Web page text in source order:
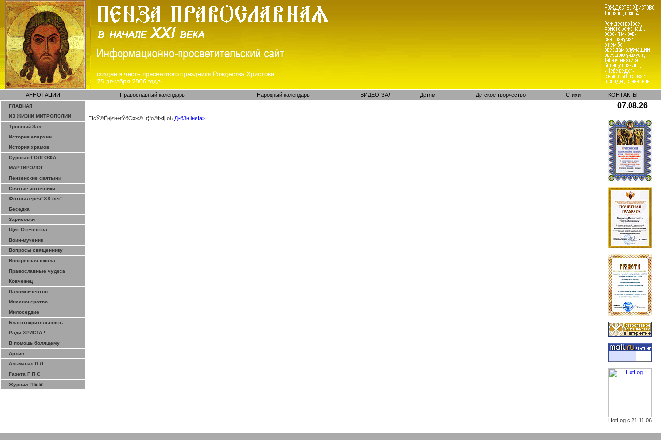
АННОТАЦИИ Православный календарь Народный календарь ВИДЕО-ЗАЛ Детям Детское творчество Стихи КОНТАКТЫ
ГЛАВНАЯ
ИЗ ЖИЗНИ МИТРОПОЛИИ
Тронный Зал
История епархии
История храмов
Сурская ГОЛГОФА
МАРТИРОЛОГ
Пензенские святыни
Святые источники
Фотогалерея"ХХ век"
Беседка
Зарисовки
Щит Отечества
Воин-мученик
Вопросы священнику
Воскресная школа
Православные чудеса
Ковчежец
Паломничество
Миссионерство
Милосердие
Благотворительность
Ради ХРИСТА !
В помощь болящему
Архив
Альманах П Л
Газета П П С
Журнал П Е В
07.08.26
ТІсЎ®Ёнјєн±­гЎ­бЄ¤ж® г¦°о©ІжІј оћ Д«бЈ­нІінєЇa>
HotLog с 21.11.06